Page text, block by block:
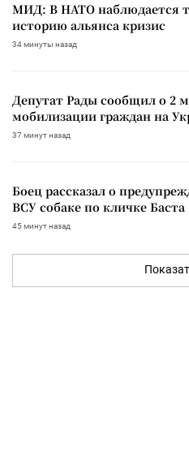
МИД: В НАТО наблюдается
историю альянса кризис
34 минуты назад
Депутат Рады сообщил о 2
мобилизации граждан на
37 минут назад
Боец рассказал о
ВСУ собаке по кличке Баста
45 минут назад